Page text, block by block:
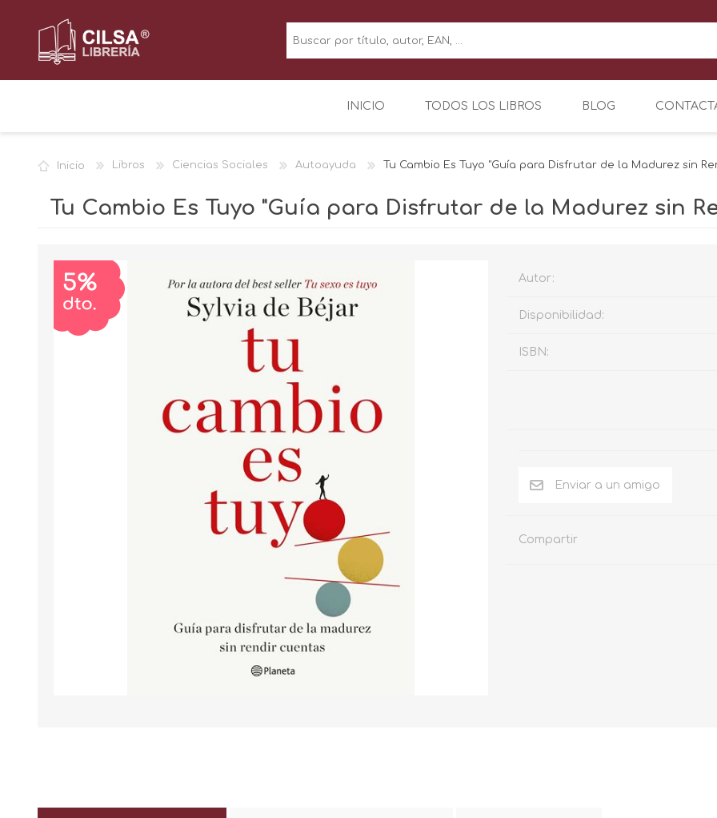
INICIO TODOS LOS LIBROS BLOG
Inicio Libros Ciencias Sociales Autoayuda Tu Cambio Es Tuyo "Guía para Disfrutar de la Madurez sin
Tu Cambio Es Tuyo "Guía para Disfrutar de la Madurez sin
Autor:
Disponibilidad:
ISBN:
Compartir